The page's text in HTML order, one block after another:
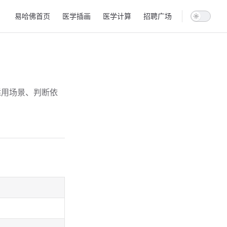
易哈佛首页 医学插画 医学计算 招聘广场
场景、判断依